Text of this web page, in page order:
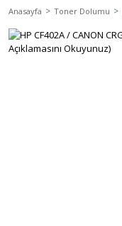
Anasayfa Toner Dolumu